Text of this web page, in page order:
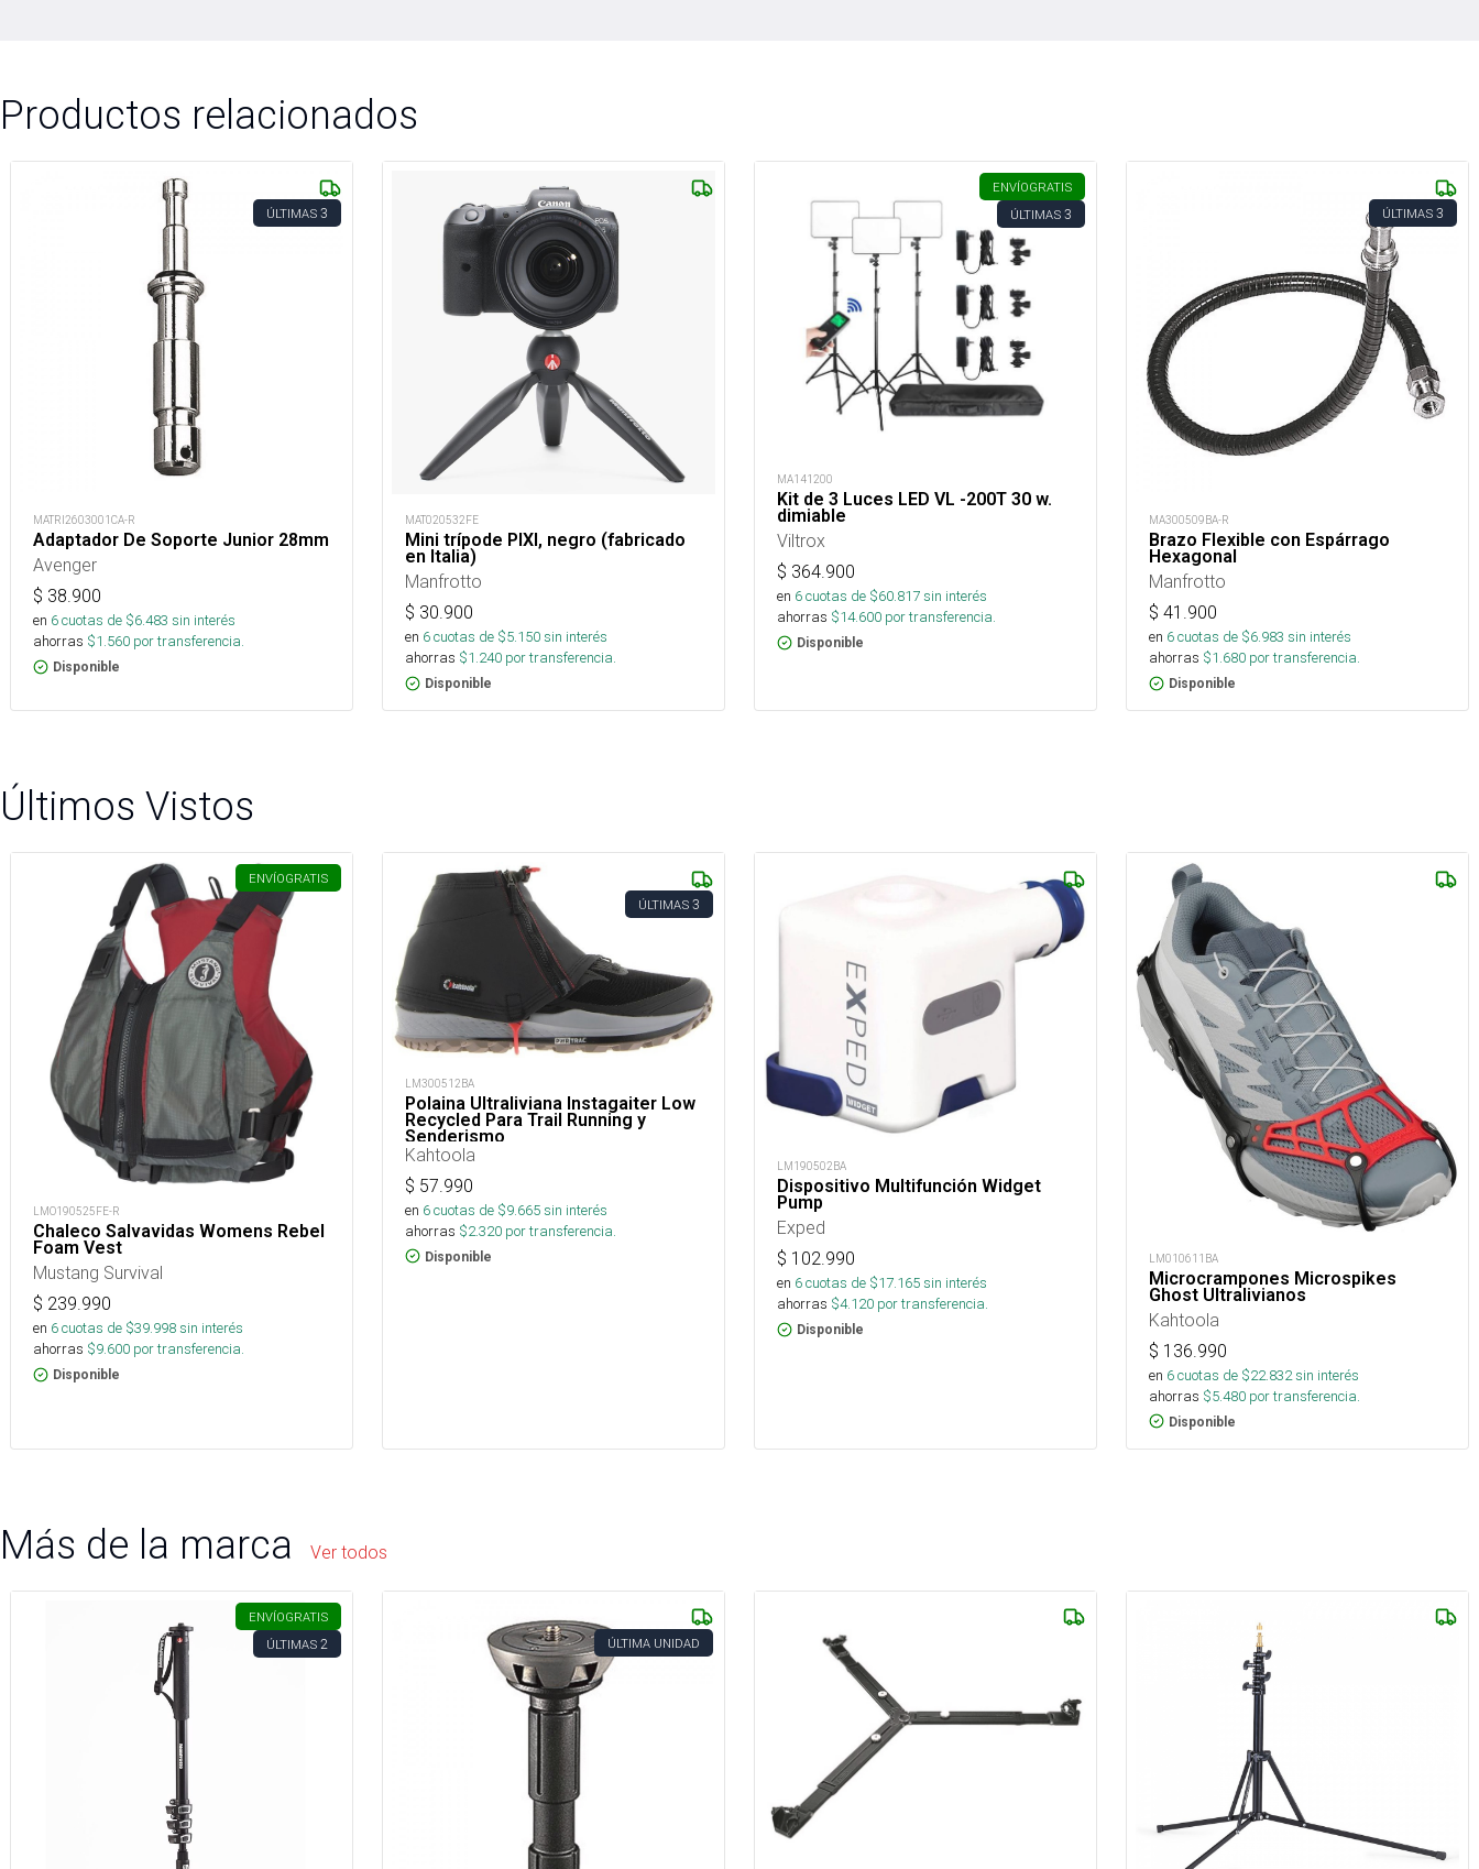
Productos relacionados
ÚLTIMAS 3
MATRI2603001CA-R
Adaptador De Soporte Junior 28mm
Avenger
$ 38.900
en 6cuotas de $6.483 sin interés
ahorras $1.560 por transferencia.
Disponible
MAT020532FE
Mini trípode PIXI, negro (fabricado
en Italia)
Manfrotto
$ 30.900
en 6cuotas de $5.150sin interés
ahorras $1.240 por transferencia.
Disponible
ENVÍOGRATIS
ÚLTIMAS 3
MA141200
Kit de 3 Luces LED VL -200T 30 w.
dimiable
Viltrox
$ 364.900
en 6cuotas de $60.817sin interés
ahorras $14.600 por transferencia.
Disponible
ÚLTIMAS 3
MA300509BA-R
Brazo Flexible con Espárrago
Hexagonal
Manfrotto
$ 41.900
en 6cuotas de $6.983 sin interés
ahorras $1.680 por transferencia.
Disponible
Últimos Vistos
ENVÍOGRATIS
LMO190525FE-R
Chaleco Salvavidas Womens Rebel
Foam Vest
Mustang Survival
$ 239.990
en 6cuotas de $39.998sin interés
ahorras $9.600 por transferencia.
Disponible
ÚLTIMAS 3
LM300512BA
Polaina Ultraliviana Instagaiter Low
Recycled Para Trail Running y
Senderismo
Kahtoola
$ 57.990
en 6cuotas de $9.665sin interés
ahorras $2.320 por transferencia.
Disponible
LM190502BA
Dispositivo Multifunción Widget
Pump
Exped
$ 102.990
en 6cuotas de $17.165sin interés
ahorras $4.120 por transferencia.
Disponible
LM010611BA
Microcrampones Microspikes
Ghost Ultralivianos
Kahtoola
$ 136.990
en 6cuotas de $22.832sin interés
ahorras $5.480 por transferencia.
Disponible
Más de la marca Ver todos
ENVÍOGRATIS
ÚLTIMAS 2 ÚLTIMA UNIDAD